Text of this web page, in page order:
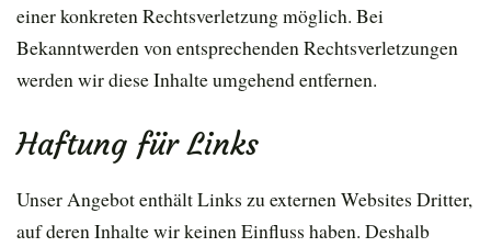
einer konkreten Rechtsverletzung möglich. Bei
Bekanntwerden von entsprechenden Rechtsverletzungen
werden wir diese Inhalte umgehend entfernen.
Haftung für Links
Unser Angebot enthält Links zu externen Websites Dritter,
auf deren Inhalte wir keinen Einfluss haben. Deshalb